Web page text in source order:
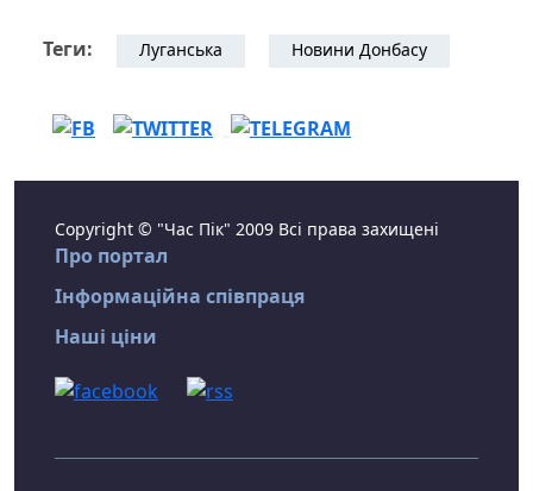
Теги: Луганська Новини Донбасу
Copyright © "Час Пік" 2009 Всі права захищені
Про портал
Інформаційна співпраця
Наші ціни